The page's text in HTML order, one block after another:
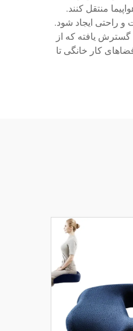
منتقل کنند.
و راحتی ایجاد شود.
یافته که از
کار خانگی تا